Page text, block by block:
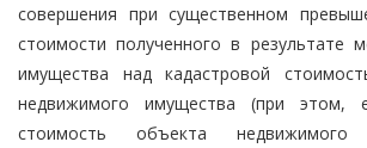
совершения при существенном
стоимости полученного в результате
имущества над кадастровой
недвижимого имущества (при этом,
стоимость объекта